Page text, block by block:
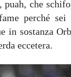
puah, che
perché sei
in sostanza
eccetera.